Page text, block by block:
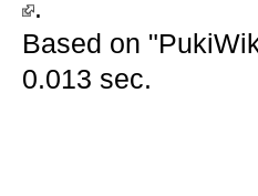
.
Based on
0.013 sec.